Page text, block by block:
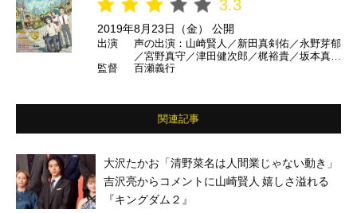
3.3
2019年8月23日（金） 公開
出演
声の出演：山崎賢人／新田真剣佑／永野芽郁
／宮野真守／津田健次郎／梶裕貴／坂本真綾
／山寺宏一 ほか
監督 百瀬義行
関連記事
大沢たかお「清野菜名は人間業じゃない動き」
吉沢亮からコメントに山崎賢人 嬉しさ溢れる
『キングダム２』